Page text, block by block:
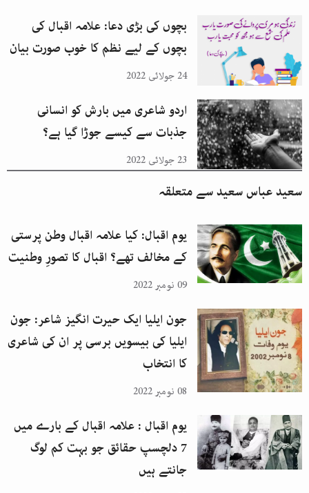
بچوں کی بڑی دعا: علامہ اقبال کی
بچوں کے لیے نظم کا خوب صورت بیان
24 جولائی 2022
اردو شاعری میں بارش کو انسانی
جذبات سے کیسے جوڑا گیا ہے؟
23 جولائی 2022
سعید عباس سعیدسے متعلقہ
یوم اقبال: کیا علامہ اقبال وطن پرستی
کے مخالف تھے؟ اقبال کا تصورِ وطنیت
09 نومبر 2022
جون ایلیا ایک حیرت انگیز شاعر: جون
ایلیا کی بیسویں برسی پر ان کی شاعری
کا انتخاب
08 نومبر 2022
یوم اقبال : علامہ اقبال کے بارے میں
7 دلچسپ حقائق جو بہت کم لوگ
جانتے ہیں